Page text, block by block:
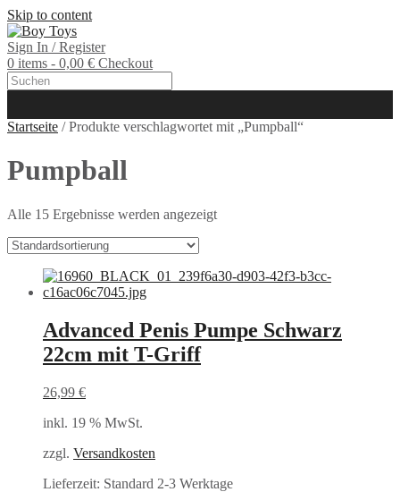
Skip to content
Sign In / Register
0 items - 0,00 € Checkout
Startseite / Produkte verschlagwortet mit „Pumpball“
Pumpball
Alle 15 Ergebnisse werden angezeigt
Advanced Penis Pumpe Schwarz
22cm mit T-Griff
26,99 €
inkl. 19 % MwSt.
zzgl. Versandkosten
Lieferzeit: Standard 2-3 Werktage